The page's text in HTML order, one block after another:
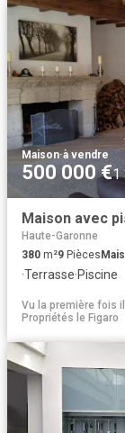
Maison·à vendre
500 000 €1
Maison avec
Haute-Garonne
380 m²9 Pièces
·Terrasse·Piscine
Vu la première fois
Propriétés le Figaro